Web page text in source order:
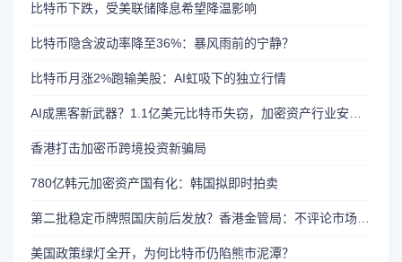
比特币下跌，受美联储降息希望降温影响
比特币隐含波动率降至36%：暴风雨前的宁静？
比特币月涨2%跑输美股：AI虹吸下的独立行情
香港打击加密币跨境投资新骗局
780亿韩元加密资产国有化：韩国拟即时拍卖
美国政策绿灯全开，为何比特币仍陷熊市泥潭？